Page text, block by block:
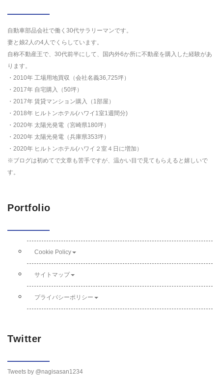
自動車部品会社で働く30代サラリーマンです。
妻と娘2人の4人でくらしています。
自称不動産王で、30代前半にして、国内外6か所に不動産を購入した経験があ
ります。
・2010年 工場用地買収（会社名義36,725坪）
・2017年 自宅購入（50坪）
・2017年 賃貸マンション購入（1部屋）
・2018年 ヒルトンホテル(ハワイ1室1週間分)
・2020年 太陽光発電（宮崎県180坪）
・2020年 太陽光発電（兵庫県353坪）
・2020年 ヒルトンホテル(ハワイ２室４日に増加）
※ブログは初めてで文章も苦手ですが、温かい目で見てもらえると嬉しいで
す。
Portfolio
Cookie Policy
サイトマップ
プライバシーポリシー
Twitter
Tweets by @nagisasan1234